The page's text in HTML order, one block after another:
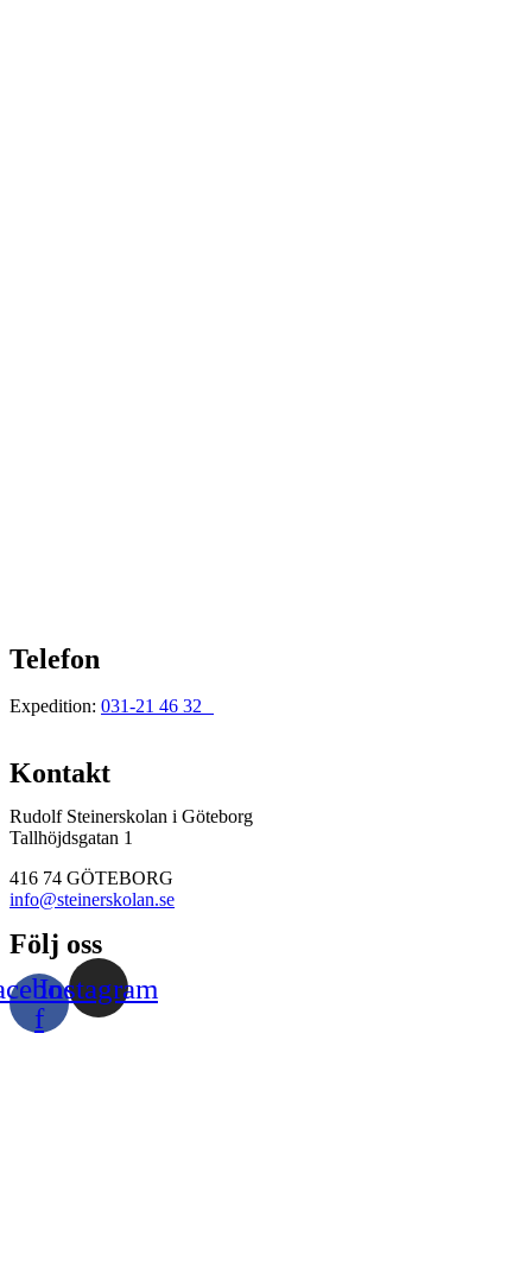
Telefon
Expedition: 031-21 46 32
Kontakt
Rudolf Steinerskolan i Göteborg
Tallhöjdsgatan 1
416 74 GÖTEBORG
info@steinerskolan.se
Följ oss
f
Instagram